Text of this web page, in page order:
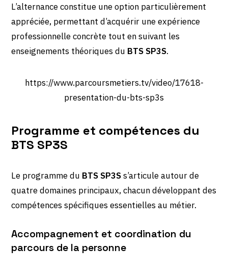
L’alternance constitue une option particulièrement
appréciée, permettant d’acquérir une expérience
professionnelle concrète tout en suivant les
enseignements théoriques du BTS SP3S.
https://www.parcoursmetiers.tv/video/17618-
presentation-du-bts-sp3s
Programme et compétences du
BTS SP3S
Le programme du BTS SP3Ss’articule autour de
quatre domaines principaux, chacun développant des
compétences spécifiques essentielles au métier.
Accompagnement et coordination du
parcours de la personne